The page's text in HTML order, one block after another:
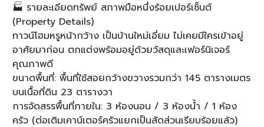
🏭 รายละเอียดทรัพย์ สภาพมือหนึ่งร้อยเปอร์เซ็นต์
(Property Details)
ทาวน์โฮมหรูหน้ากว้าง เป็นบ้านใหม่เอี่ยม ไม่เคยมีใครเข้าอยู่
อาศัยมาก่อน ตกแต่งพร้อมอยู่ด้วยวัสดุและเฟอร์นิเจอร์
คุณภาพดี
ขนาดพื้นที่: พื้นที่ใช้สอยกว้างขวางรวมกว่า 145 ตารางเมตร
บนเนื้อที่ดิน 23 ตารางวา
การจัดสรรพื้นที่ภายใน: 3 ห้องนอน / 3 ห้องน้ำ / 1 ห้อง
ครัว (ต่อเติมเคาน์เตอร์ครัวแยกเป็นสัดส่วนเรียบร้อยแล้ว)